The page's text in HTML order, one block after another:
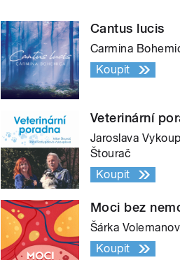
Cantus lucis
Carmina
Koupit
Veterinární
Jaroslava
Štourač
Koupit
Moci bez
Šárka
Koupit